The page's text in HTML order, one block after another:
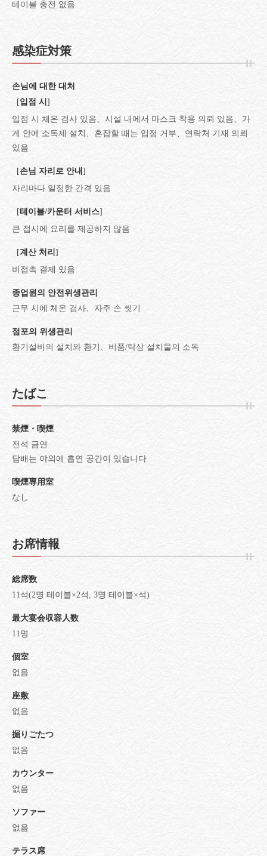
테이블 충전 없음
感染症対策
손님에 대한 대처
[입점 시 ]
입점 시 체온 검사 있음
시설 내에서 마스크 착용 의뢰 있음
가
게 안에 소독제 설치
혼잡할 때는 입점 거부
연락처 기재 의뢰
있음
[손님 자리로 안내 ]
자리마다 일정한 간격 있음
[테이블/카운터 서비스]
큰 접시에 요리를 제공하지 않음
[계산 처리 ]
비접촉 결제 있음
종업원의 안전위생관리
근무 시에 체온 검사
자주 손 씻기
점포의 위생관리
환기설비의 설치와 환기
비품/탁상 설치물의 소독
たばこ
禁煙・喫煙
전석 금연
담배는 야외에 흡연 공간이 있습니다.
喫煙専用室
なし
お席情報
総席数
11석(2명 테이블×2석, 3명 테이블×석)
最大宴会収容人数
11명
個室
없음
座敷
없음
掘りごたつ
없음
カウンター
없음
ソファー
없음
テラス席